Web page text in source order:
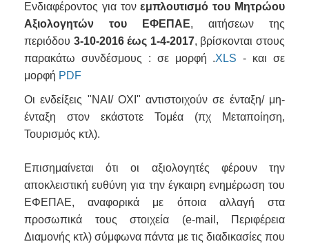
Ενδιαφέροντος για τονεμπλουτισμό του Μητρώου
Αξιολογητών του ΕΦΕΠΑΕ, αιτήσεων της
περιόδου 3-10-2016 έως 1-4-2017, βρίσκονται στους
παρακάτω συνδέσμους : σε μορφή .XLS- και σε
μορφή PDF
Οι ενδείξεις "ΝΑΙ/ ΟΧΙ" αντιστοιχούν σε ένταξη/ μη-
ένταξη στον εκάστοτε Τομέα (πχ Μεταποίηση,
Τουρισμός κτλ).
Επισημαίνεται ότι οι αξιολογητές φέρουν την
αποκλειστική ευθύνη για την έγκαιρη ενημέρωση του
ΕΦΕΠΑΕ, αναφορικά με όποια αλλαγή στα
προσωπικά τους στοιχεία (e-mail, Περιφέρεια
Διαμονής κτλ) σύμφωνα πάντα με τις διαδικασίες που